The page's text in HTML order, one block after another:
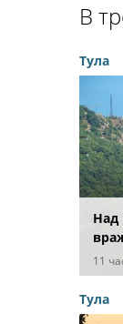
В
Тула
Над
11
Тула